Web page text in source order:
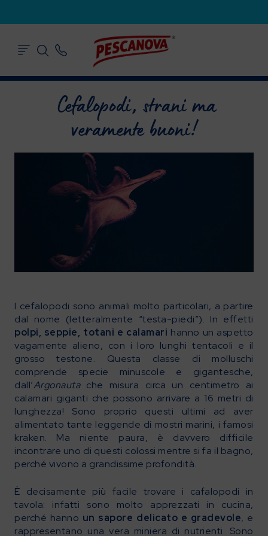
Cefalopodi, strani ma
veramente buoni!
I cefalopodi sono animali molto particolari, a partire
dal nome (letteralmente “testa-piedi”). In effetti
polpi, seppie, totani e calamari hanno un aspetto
vagamente alieno, con i loro lunghi tentacoli e il
grosso testone. Questa classe di molluschi
comprende specie minuscole e gigantesche,
dall’Argonautache misura circa un centimetro ai
calamari giganti che possono arrivare a 16 metri di
lunghezza! Sono proprio questi ultimi ad aver
alimentato tante leggende di mostri marini, i famosi
kraken. Ma niente paura, è davvero difficile
incontrare uno di questi colossi mentre si fa il bagno,
perché vivono a grandissime profondità.
È decisamente più facile trovare i cafalopodi in
tavola: infatti sono molto apprezzati in cucina,
perché hanno un sapore delicato e gradevole, e
rappresentano una vera miniera di nutrienti. Sono